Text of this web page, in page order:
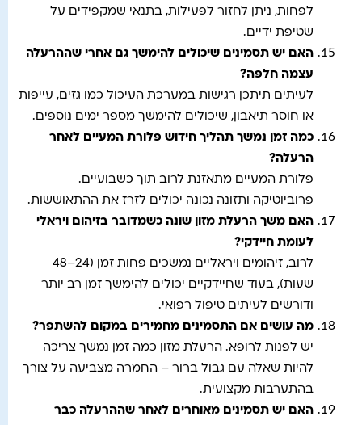
לפחות, ניתן לחזור לפעילות, בתנאי שמקפידים על
שטיפת ידיים.
האם יש תסמינים שיכולים להימשך גם אחרי שההרעלה
עצמה חלפה?
לעיתים תיתכן רגישות במערכת העיכול כמו גזים, עייפות
או חוסר תיאבון, שיכולים להימשך מספר ימים נוספים.
כמה זמן נמשך תהליך חידוש פלורת המעיים לאחר
הרעלה?
פלורת המעיים מתאזנת לרוב תוך כשבועיים.
פרוביוטיקה ותזונה נכונה יכולים לזרז את ההתאוששות.
האם משך הרעלת מזון שונה כשמדובר בזיהום ויראלי
לעומת חיידקי?
לרוב, זיהומים ויראליים נמשכים פחות זמן (24–48
שעות), בעוד שחיידקיים יכולים להימשך זמן רב יותר
ודורשים לעיתים טיפול רפואי.
מה עושים אם התסמינים מחמירים במקום להשתפר?
יש לפנות לרופא. הרעלת מזון כמה זמן נמשך צריכה
להיות שאלה עם גבול ברור – החמרה מצביעה על צורך
בהתערבות מקצועית.
האם יש תסמינים מאוחרים לאחר שההרעלה כבר